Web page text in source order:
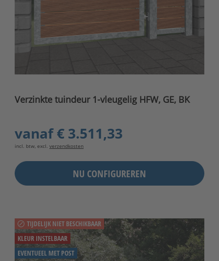
Verzinkte tuindeur 1-vleugelig HFW, GE, BK
vanaf€ 3.511,33
incl. btw, excl. verzendkosten
NU CONFIGUREREN
TIJDELIJK NIET BESCHIKBAAR
KLEUR INSTELBAAR
EVENTUEEL MET POST